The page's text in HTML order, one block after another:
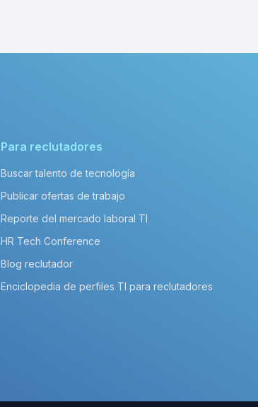
Para reclutadores
Buscar talento de tecnología
Publicar ofertas de trabajo
Reporte del mercado laboral TI
HR Tech Conference
Blog reclutador
Enciclopedia de perfiles TI para reclutadores